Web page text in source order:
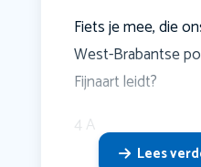
Fiets je mee, die
West-Brabantse
Fijnaart leidt?
4 A
Lees